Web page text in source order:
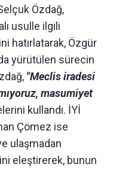
Özdağ,
usulle ilgili
hatırlatarak, Özgür
yürütülen sürecin
"Meclis iradesi
masumiyet
kullandı. İYİ
Çömez ise
ulaşmadan
eleştirerek, bunun